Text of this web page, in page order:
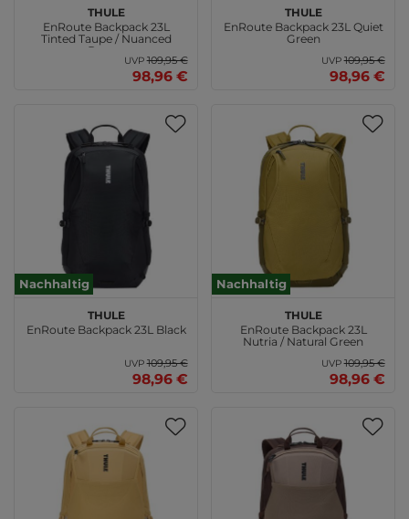
THULE
EnRoute Backpack 23L
Tinted Taupe / Nuanced
Brown
UVP109,95 €
98,96 €
THULE
EnRoute Backpack 23L Quiet
Green
UVP109,95 €
98,96 €
Nachhaltig
THULE
EnRoute Backpack 23L Black
UVP109,95 €
98,96 €
Nachhaltig
THULE
EnRoute Backpack 23L
Nutria / Natural Green
UVP109,95 €
98,96 €